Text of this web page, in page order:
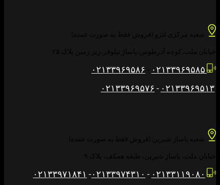
۰۲۱۳۳۹۶۹۵۸۵ ۰۲۱۳۳۹۶۹۵۸۶
۰۲۱۳۳۹۶۹۵۱۳ - ۰۲۱۳۳۹۶۹۵۷۶
۰۲۱۳۳۱۱۹۰۸۰ - ۰۲۱۳۳۹۷۴۳۱۰- ۰۲۱۳۳۹۷۱۸۴۱